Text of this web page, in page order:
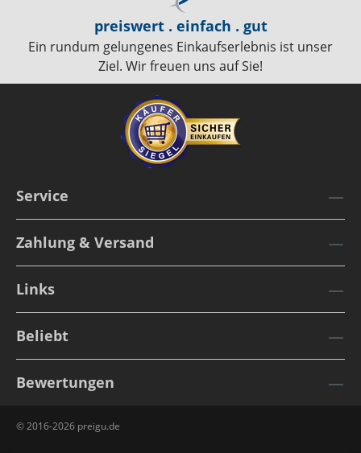
preiswert . einfach . gut
Ein rundum gelungenes Einkaufserlebnis ist unser
Ziel. Wir freuen uns auf Sie!
Service
Zahlung & Versand
Links
Beliebt
Bewertungen
© 2016-2026 preigu.de